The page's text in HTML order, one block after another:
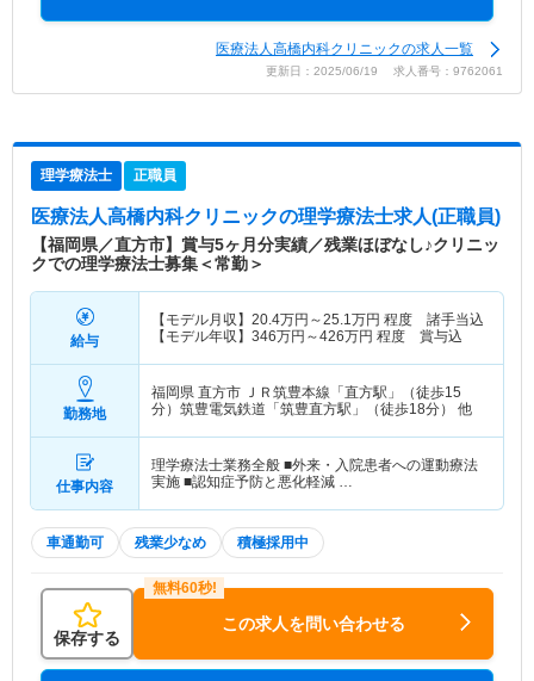
医療法人高橋内科クリニックの求人一覧
更新日：2025/06/19 求人番号：9762061
理学療法士 正職員
医療法人高橋内科クリニックの理学療法士求人(正職員)
【福岡県／直方市】賞与5ヶ月分実績／残業ほぼなし♪クリニッ
クでの理学療法士募集＜常勤＞
給与
【モデル月収】 20.4万円～25.1 万円 程度 諸手当込
【モデル年収】 346万円～426万円 程度 賞与込
勤務地
福岡県 直方市
ＪＲ筑豊本線「直方駅」（徒歩15
分）筑豊電気鉄道「筑豊直方駅」（徒歩18分） 他
仕事内容
理学療法士業務全般 ■外来・入院患者への運動療法
実施 ■認知症予防と悪化軽減 …
車通勤可 残業少なめ 積極採用中
保存する
この求人を問い合わせる